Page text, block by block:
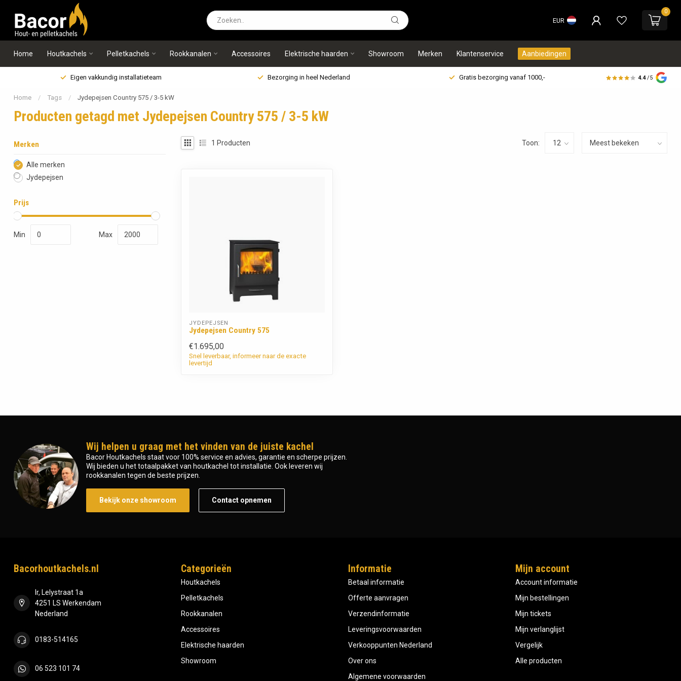
EUR
0
Home Houtkachels Pelletkachels Rookkanalen Accessoires Elektrische haarden Showroom Merken Klantenservice Aanbiedingen
Eigen vakkundig installatieteam Bezorging in heel Nederland Gratis bezorging vanaf 1000,- 4.4 /5
Home / Tags / Jydepejsen Country 575 / 3-5 kW
Producten getagd met Jydepejsen Country 575 / 3-5 kW
Merken
Alle merken
Jydepejsen
Prijs
Min Max
1 Producten Toon:
JYDEPEJSEN
Jydepejsen Country 575
€1.695,00
Snel leverbaar, informeer naar de exacte
levertijd
Wij helpen u graag met het vinden van de juiste kachel
Bacor Houtkachels staat voor 100% service en advies, garantie en scherpe prijzen.
Wij bieden u het totaalpakket van houtkachel tot installatie. Ook leveren wij
rookkanalen tegen de beste prijzen.
Bekijk onze showroom Contact opnemen
Bacorhoutkachels.nl
Ir, Lelystraat 1a
4251 LS Werkendam
Nederland
0183-514165
06 523 101 74
Categorieën
Houtkachels
Pelletkachels
Rookkanalen
Accessoires
Elektrische haarden
Showroom
Informatie
Betaal informatie
Offerte aanvragen
Verzendinformatie
Leveringsvoorwaarden
Verkooppunten Nederland
Over ons
Algemene voorwaarden
Mijn account
Account informatie
Mijn bestellingen
Mijn tickets
Mijn verlanglijst
Vergelijk
Alle producten